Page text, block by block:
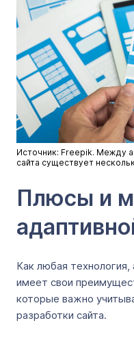
Источник: Freepik. Между
сайта существует
Плюсы и
Как любая технология,
имеет свои
которые важно
разработки сайта.